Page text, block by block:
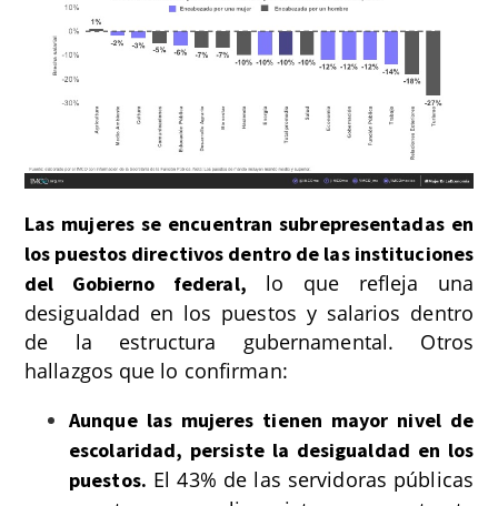
Las mujeres se encuentran subrepresentadas en
los puestos directivos dentro de las instituciones
del Gobierno federal, lo que refleja una
desigualdad en los puestos y salarios dentro
de la estructura gubernamental. Otros
hallazgos que lo confirman:
Aunque las mujeres tienen mayor nivel de
escolaridad, persiste la desigualdad en los
puestos. El 43% de las servidoras públicas